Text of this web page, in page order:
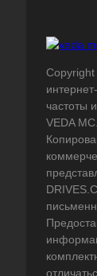
частоты
VEDA